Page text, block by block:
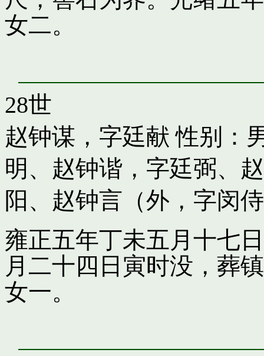
女二。
28世
赵钟谋，字廷献 性别：
明 、 赵钟谐，字廷弼、
阳 、 赵钟言（外，字闵侍
雍正五年丁未五月十七
月二十四日寅时没，葬
女一。